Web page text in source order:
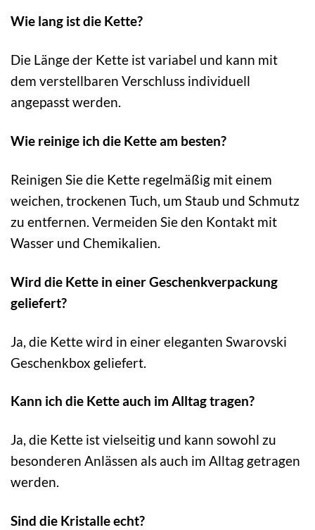
Wie lang ist die Kette?
Die Länge der Kette ist variabel und kann mit
dem verstellbaren Verschluss individuell
angepasst werden.
Wie reinige ich die Kette am besten?
Reinigen Sie die Kette regelmäßig mit einem
weichen, trockenen Tuch, um Staub und Schmutz
zu entfernen. Vermeiden Sie den Kontakt mit
Wasser und Chemikalien.
Wird die Kette in einer Geschenkverpackung
geliefert?
Ja, die Kette wird in einer eleganten Swarovski
Geschenkbox geliefert.
Kann ich die Kette auch im Alltag tragen?
Ja, die Kette ist vielseitig und kann sowohl zu
besonderen Anlässen als auch im Alltag getragen
werden.
Sind die Kristalle echt?